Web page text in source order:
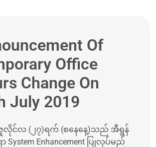
Of
Office
Change On
July 2019
ဇူလိုင်လ (၂၇)ရက် (စနေနေ့)သည် အီရွန်
Enhancement ပြုလုပ်မည်